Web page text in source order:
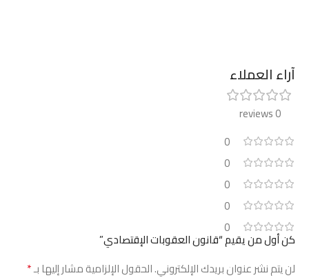
آراء العملاء
0 reviews
0
0
0
0
0
كن أول من يقيم “قانون العقوبات الإقتصادي”
لن يتم نشر عنوان بريدك الإلكتروني.الحقول الإلزامية مشار إليها بـ*